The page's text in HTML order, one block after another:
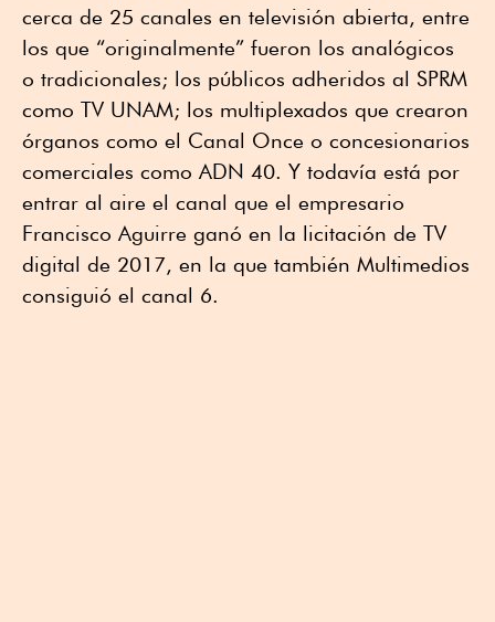
cerca de 25 canales en televisión abierta, entre
los que “originalmente” fueron los analógicos
o tradicionales; los públicos adheridos al SPRM
como TV UNAM; los multiplexados que crearon
órganos como el Canal Once o concesionarios
comerciales como ADN 40. Y todavía está por
entrar al aire el canal que el empresario
Francisco Aguirre ganó en la licitación de TV
digital de 2017, en la que también Multimedios
consiguió el canal 6.